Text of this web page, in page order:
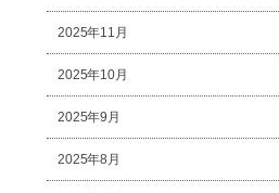
2025年11月
2025年10月
2025年9月
2025年8月